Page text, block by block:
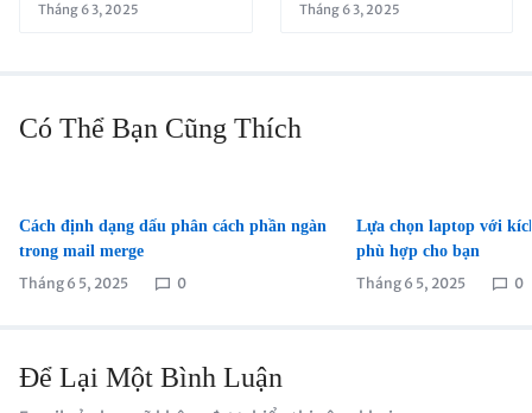
Tháng 6 3, 2025 Tháng 6 3, 2025
Có Thể Bạn Cũng Thích
Cách định dạng dấu phân cách phần ngàn
trong mail merge
Tháng 6 5, 2025
0
Lựa chọn laptop với
phù hợp cho bạn
Tháng 6 5, 2025
0
Để Lại Một Bình Luận